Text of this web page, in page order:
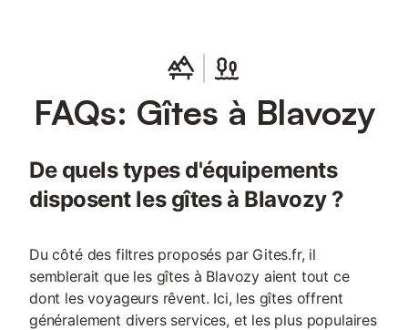
FAQs: Gîtes à Blavozy
De quels types d'équipements
disposent les gîtes à Blavozy ?
Du côté des filtres proposés par Gites.fr, il
semblerait que les gîtes à Blavozy aient tout ce
dont les voyageurs rêvent. Ici, les gîtes offrent
généralement divers services, et les plus populaires